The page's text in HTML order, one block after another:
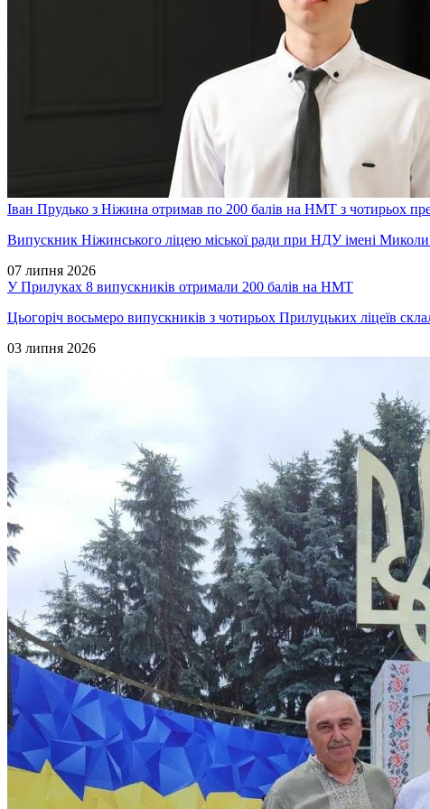
Іван Прудько з Ніжина отримав по 200 балів на НМТ з чотирьох
Випускник Ніжинського ліцею міської ради при НДУ імені Миколи
07 липня 2026
У Прилуках 8 випускників отримали 200 балів на НМТ
Цьогоріч восьмеро випускників з чотирьох Прилуцьких ліцеїв
03 липня 2026